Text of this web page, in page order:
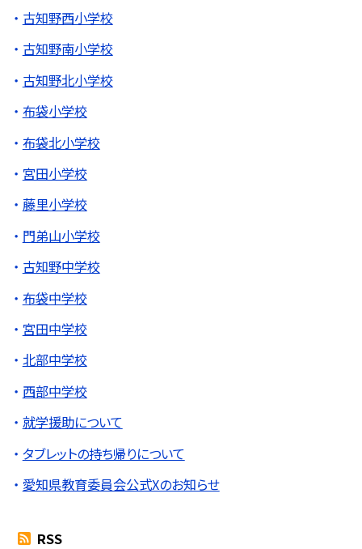
古知野西小学校
古知野南小学校
古知野北小学校
布袋小学校
布袋北小学校
宮田小学校
藤里小学校
門弟山小学校
古知野中学校
布袋中学校
宮田中学校
北部中学校
西部中学校
就学援助について
タブレットの持ち帰りについて
愛知県教育委員会公式Xのお知らせ
RSS